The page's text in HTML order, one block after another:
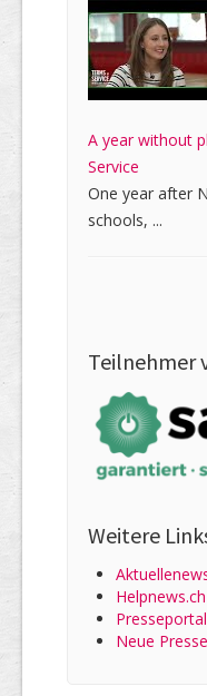
A year without
Service
One year after
schools, ...
Teilnehmer
Weitere
Helpnews.ch
Neue